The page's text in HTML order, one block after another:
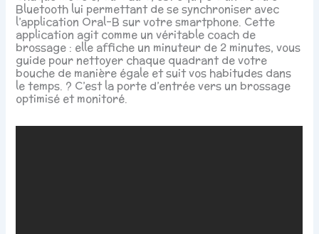
Bluetooth lui permettant de se synchroniser avec
l’application Oral-B sur votre smartphone. Cette
application agit comme un véritable coach de
brossage : elle affiche un minuteur de 2 minutes, vous
guide pour nettoyer chaque quadrant de votre
bouche de manière égale et suit vos habitudes dans
le temps. ? C’est la porte d’entrée vers un brossage
optimisé et monitoré.